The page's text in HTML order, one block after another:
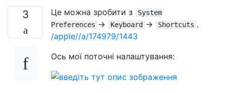
3 Це можна зробити з
System
Preferences → Keyboard → Shortcuts .
/apple//a/174979/1443
Ось мої поточні налаштування: